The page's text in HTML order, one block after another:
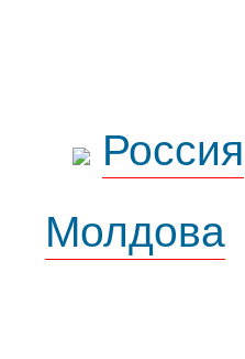
Россия
Молдова